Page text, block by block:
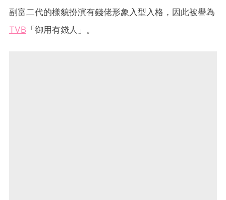
副富二代的樣貌扮演有錢佬形象入型入格，因此被譽為
TVB 「御用有錢人」。